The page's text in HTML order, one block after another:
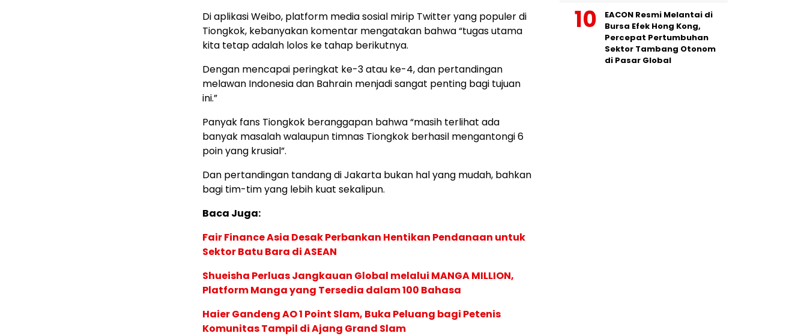
Di aplikasi Weibo, platform media sosial mirip Twitter yang populer di
Tiongkok, kebanyakan komentar mengatakan bahwa “tugas utama
kita tetap adalah lolos ke tahap berikutnya.
Dengan mencapai peringkat ke-3 atau ke-4, dan pertandingan
melawan Indonesia dan Bahrain menjadi sangat penting bagi tujuan
ini.”
Panyak fans Tiongkok beranggapan bahwa “masih terlihat ada
banyak masalah walaupun timnas Tiongkok berhasil mengantongi 6
poin yang krusial”.
Dan pertandingan tandang di Jakarta bukan hal yang mudah, bahkan
bagi tim-tim yang lebih kuat sekalipun.
Baca Juga:
Fair Finance Asia Desak Perbankan Hentikan Pendanaan untuk
Sektor Batu Bara di ASEAN
Shueisha Perluas Jangkauan Global melalui MANGA MILLION,
Platform Manga yang Tersedia dalam 100 Bahasa
Haier Gandeng AO 1 Point Slam, Buka Peluang bagi Petenis
Komunitas Tampil di Ajang Grand Slam
EACON Resmi Melantai di
Bursa Efek Hong Kong,
Percepat Pertumbuhan
Sektor Tambang Otonom
di Pasar Global